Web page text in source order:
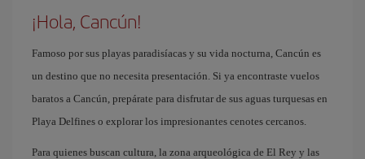
¡Hola, Cancún!
Famoso por sus playas paradisíacas y su vida nocturna, Cancún es
un destino que no necesita presentación. Si ya encontraste vuelos
baratos a Cancún, prepárate para disfrutar de sus aguas turquesas en
Playa Delfines o explorar los impresionantes cenotes cercanos.
Para quienes buscan cultura, la zona arqueológica de El Rey y las